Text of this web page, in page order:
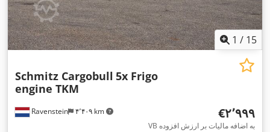
1 / 15
Ravenstein ۴٬۴۰۹ km
Schmitz Cargobull 5x Frigo
engine TKM
‎€۲٬۹۹۹
VB به اضافه مالیات بر ارزش افزوده